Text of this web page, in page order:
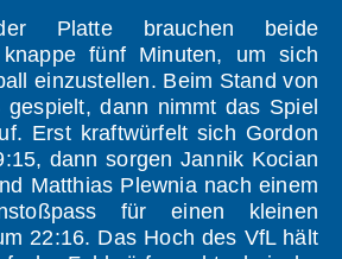
Platte brauchen beide
knappe fünf Minuten, um sich
einzustellen. Beim Stand von
gespielt, dann nimmt das Spiel
Erst kraftwürfelt sich Gordon
dann sorgen Jannik Kocian
Matthias Plewnia nach einem
für einen kleinen
22:16. Das Hoch des VfL hält